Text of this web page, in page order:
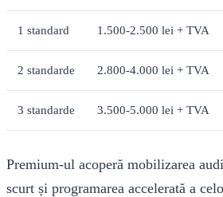
1 standard 1.500-2.500 lei + TVA
2 standarde 2.800-4.000 lei + TVA
3 standarde 3.500-5.000 lei + TVA
Premium-ul acoperă mobilizarea
scurt și programarea accelerată a